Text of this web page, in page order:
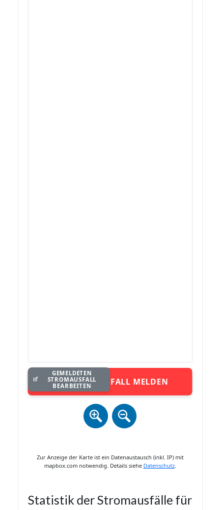
STROMAUSFALL MELDEN
GEMELDETEN
STROMAUSFALL
BEARBEITEN
Zur Anzeige der Karte ist ein Datenaustausch (inkl. IP) mit
mapbox.com notwendig. Details siehe Datenschutz.
Statistik der Stromausfälle für